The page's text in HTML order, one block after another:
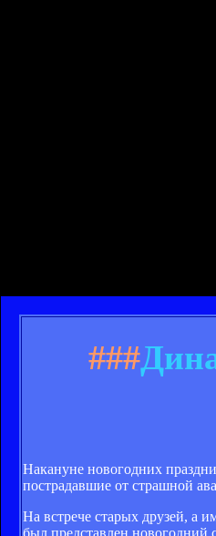
###
Накануне новогодних
пострадавшие от страшной
На встрече старых друзей, а
был представлен новогодний